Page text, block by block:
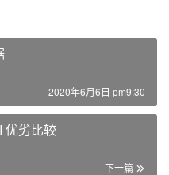
2020年6月6日 pm9:30
优劣比较
下一篇